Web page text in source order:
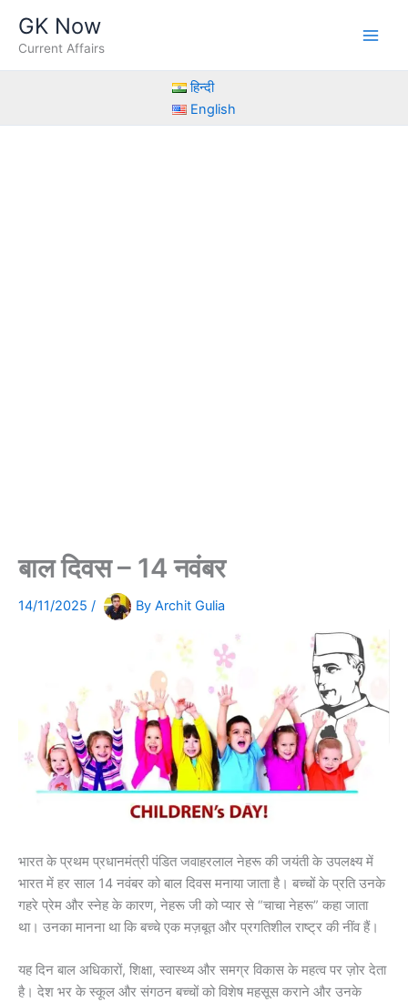
content
GK Now
Current Affairs
हिन्दी
English
बाल दिवस – 14 नवंबर
14/11/2025 / By Archit Gulia
भारत के प्रथम प्रधानमंत्री पंडित जवाहरलाल नेहरू की जयंती के उपलक्ष्य में
भारत में हर साल 14 नवंबर को बाल दिवस मनाया जाता है। बच्चों के प्रति उनके
गहरे प्रेम और स्नेह के कारण, नेहरू जी को प्यार से “चाचा नेहरू” कहा जाता
था। उनका मानना ​​था कि बच्चे एक मज़बूत और प्रगतिशील राष्ट्र की नींव हैं।
यह दिन बाल अधिकारों, शिक्षा, स्वास्थ्य और समग्र विकास के महत्व पर ज़ोर देता
है। देश भर के स्कूल और संगठन बच्चों को विशेष महसूस कराने और उनके